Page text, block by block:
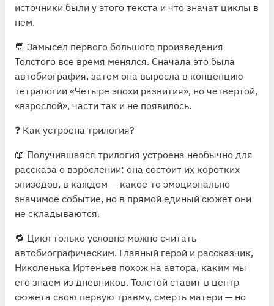
источники были у этого текста и что значат циклы в
нем.
💬 Замысел первого большого произведения
Толстого все время менялся. Сначала это была
автобиография, затем она выросла в концепцию
тетралогии «Четыре эпохи развития», но четвертой,
«взрослой», части так и не появилось.
❓ Как устроена трилогия?
📖 Получившаяся трилогия устроена необычно для
рассказа о взрослении: она состоит их коротких
эпизодов, в каждом — какое-то эмоционально
значимое событие, но в прямой единый сюжет они
не складываются.
🔁 Цикл только условно можно считать
автобиографическим. Главный герой и рассказчик,
Николенька Иртеньев похож на автора, каким мы
его знаем из дневников. Толстой ставит в центр
сюжета свою первую травму, смерть матери — но